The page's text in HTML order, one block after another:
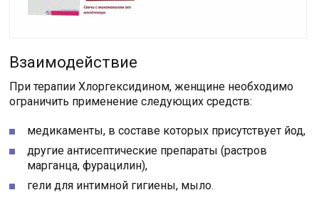
Взаимодействие
При терапии Хлоргексидином, женщине необходимо
ограничить применение следующих средств:
медикаменты, в составе которых присутствует йод,
другие антисептические препараты (растров
марганца, фурацилин),
гели для интимной гигиены, мыло.